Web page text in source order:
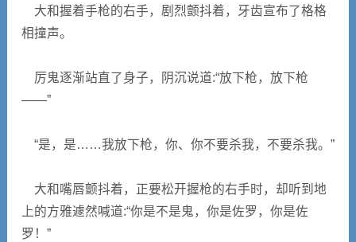
大和握着手枪的右手，剧烈颤抖着，牙齿宣布了格格
相撞声。
厉鬼逐渐站直了身子，阴沉说道:“放下枪，放下枪
——”
“是，是……我放下枪，你、你不要杀我，不要杀我。”
大和嘴唇颤抖着，正要松开握枪的右手时，却听到地
上的方雅遽然喊道:“你是不是鬼，你是佐罗，你是佐
罗！”